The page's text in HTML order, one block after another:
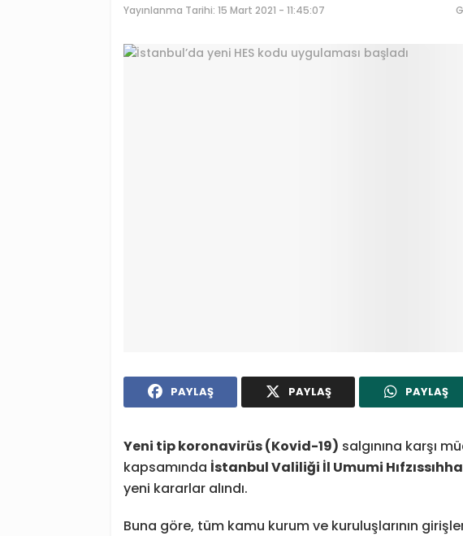
Yayınlanma Tarihi: 15 Mart 2021 - 11:45:07
PAYLAŞ PAYLAŞ PAYLAŞ
Yeni tip koronavirüs (Kovid-19) salgınına karşı
kapsamında İstanbul Valiliği İl Umumi
yeni kararlar alındı.
Buna göre, tüm kamu kurum ve kuruluşlarının